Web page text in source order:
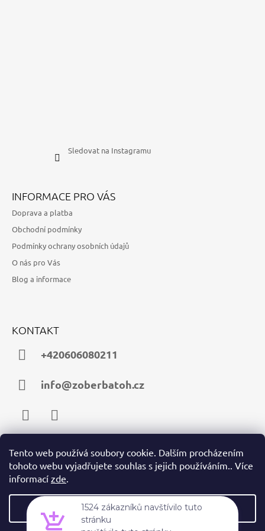
Tento web používá soubory cookie. Dalším procházením
tohoto webu vyjadřujete souhlas s jejich používáním.. Více
informací zde.
Nastavení
Sledovat na Instagramu
INFORMACE PRO VÁS
Doprava a platba
Obchodní podmínky
Podmínky ochrany osobních údajů
O nás pro Vás
Blog a informace
KONTAKT
+420606080211
info@zoberbatoh.cz
FacebookInstagram
PŘIJÍMÁME ONLINE PLATBY